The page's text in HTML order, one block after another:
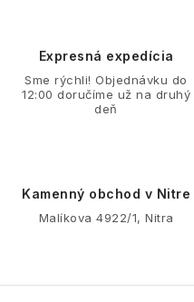
v
Expresná expedícia
Sme rýchli! Objednávku do
12:00 doručíme už na druhý
deň
Kamenný obchod v Nitre
Malíkova 4922/1, Nitra